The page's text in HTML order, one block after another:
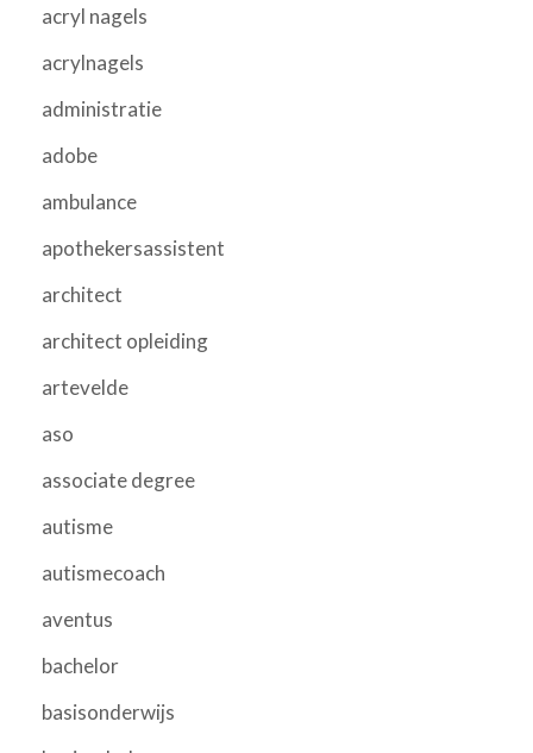
acryl nagels
acrylnagels
administratie
adobe
ambulance
apothekersassistent
architect
architect opleiding
artevelde
aso
associate degree
autisme
autismecoach
aventus
bachelor
basisonderwijs